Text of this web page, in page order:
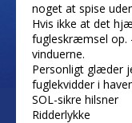
noget at spise
Hvis ikke at det
fugleskræmsel op.
vinduerne.
Personligt glæder
fuglekvidder i
SOL-sikre hilsner
Ridderlykke